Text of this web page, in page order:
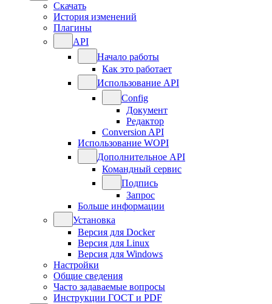
Скачать
История изменений
Плагины
API
Начало работы
Как это работает
Использование API
Config
Документ
Редактор
Conversion API
Использование WOPI
Дополнительное API
Командный сервис
Подпись
Запрос
Больше информации
Установка
Версия для Docker
Версия для Linux
Версия для Windows
Настройки
Общие сведения
Часто задаваемые вопросы
Инструкции ГОСТ и PDF